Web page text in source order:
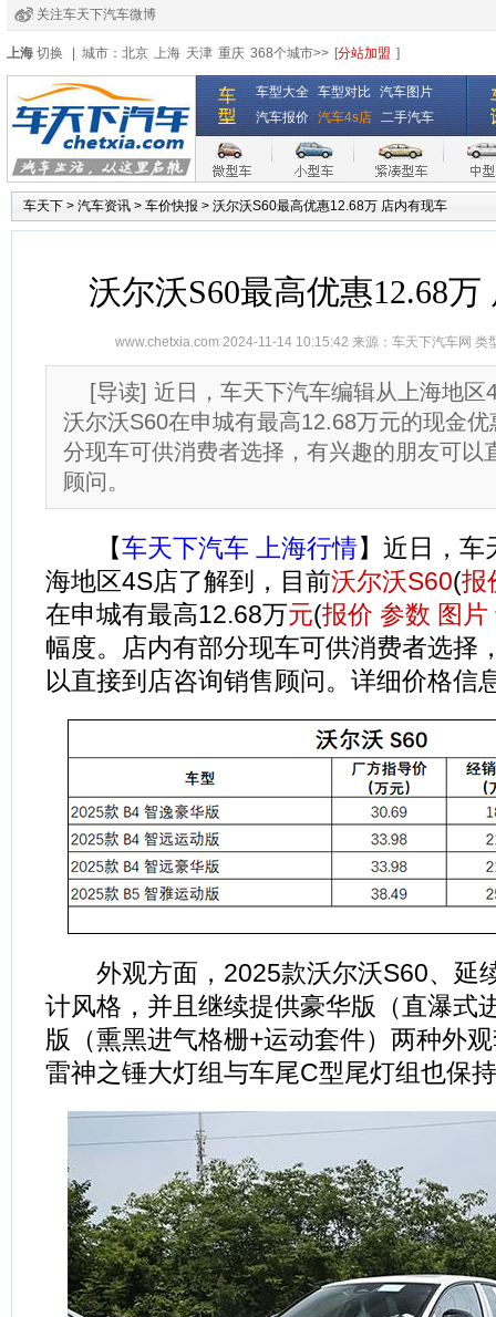
关注车天下汽车微博
经销商登录
注册 全国4s店
上海 切换 城市： 北京 上海 天津 重庆 368个城市>> [分站加盟 ]
车型大全 车型对比 汽车图片
汽车报价 汽车4s店 二手汽车
车天下 > 汽车资讯 > 车价快报 > 沃尔沃S60最高优惠12.68万 店内有现车
沃尔沃S60最高优惠12.68万
www.chetxia.com 2024-11-14 10:15:42 来源： 车天下汽车网 类
[导读] 近日，车天下汽车编辑从上海地区
沃尔沃S60在申城有最高12.68万元的现金
分现车可供消费者选择，有兴趣的朋友可以
顾问。
【车天下汽车 上海行情】近日，车
海地区4S店了解到，目前沃尔沃S60(报
在申城有最高12.68万元(报价 参数 图片
幅度。店内有部分现车可供消费者选择
以直接到店咨询销售顾问。详细价格信
外观方面，2025款沃尔沃S60、延
计风格，并且继续提供豪华版（直瀑式
版（熏黑进气格栅+运动套件）两种外
雷神之锤大灯组与车尾C型尾灯组也保